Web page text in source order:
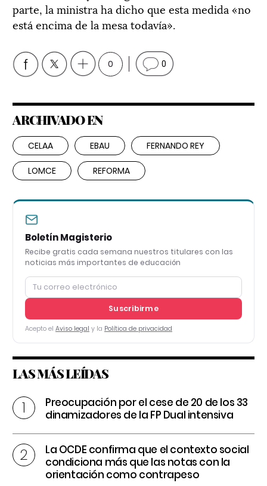
parte, la ministra ha dicho que esta medida «no
está encima de la mesa todavía».
0 0
ARCHIVADO EN
CELAA EBAU FERNANDO REY
LOMCE REFORMA
Boletín Magisterio
Recibe gratis cada semana nuestros titulares con las
noticias más importantes de educación
Suscribirme
Acepto el Aviso legal y la Política de privacidad
LAS MÁS LEÍDAS
Preocupación por el cese de 20 de los 33
dinamizadores de la FP Dual intensiva
La OCDE confirma que el contexto social
condiciona más que las notas con la
orientación como contrapeso